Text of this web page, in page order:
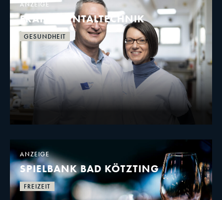
ANZEIGE
FRANK DENTALTECHNIK
GESUNDHEIT
ANZEIGE
SPIELBANK BAD KÖTZTING
FREIZEIT